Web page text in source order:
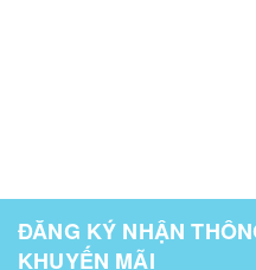
ĐĂNG KÝ NHẬN
KHUYẾN MÃI